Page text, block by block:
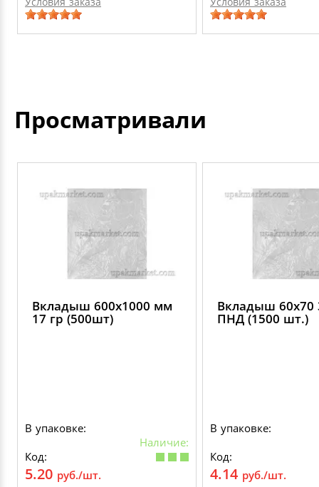
Просматривали
Вкладыш 600х1000 мм
17 гр (500шт)
В упаковке:
Наличие:
Код:
5.20 руб./шт.
Вкладыш 60х70
ПНД (1500 шт.)
В упаковке:
Код:
4.14 руб./шт.